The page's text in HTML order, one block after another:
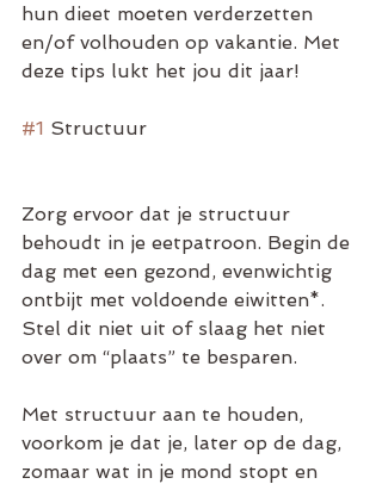
hun dieet moeten verderzetten
en/of volhouden op vakantie. Met
deze tips lukt het jou dit jaar!
#1 Structuur
Zorg ervoor dat je structuur
behoudt in je eetpatroon. Begin de
dag met een gezond, evenwichtig
ontbijt met voldoende eiwitten*.
Stel dit niet uit of slaag het niet
over om “plaats” te besparen.
Met structuur aan te houden,
voorkom je dat je, later op de dag,
zomaar wat in je mond stopt en